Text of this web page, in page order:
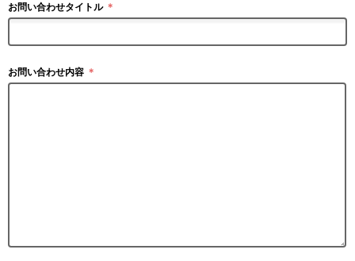
お問い合わせタイトル ＊
お問い合わせ内容 ＊